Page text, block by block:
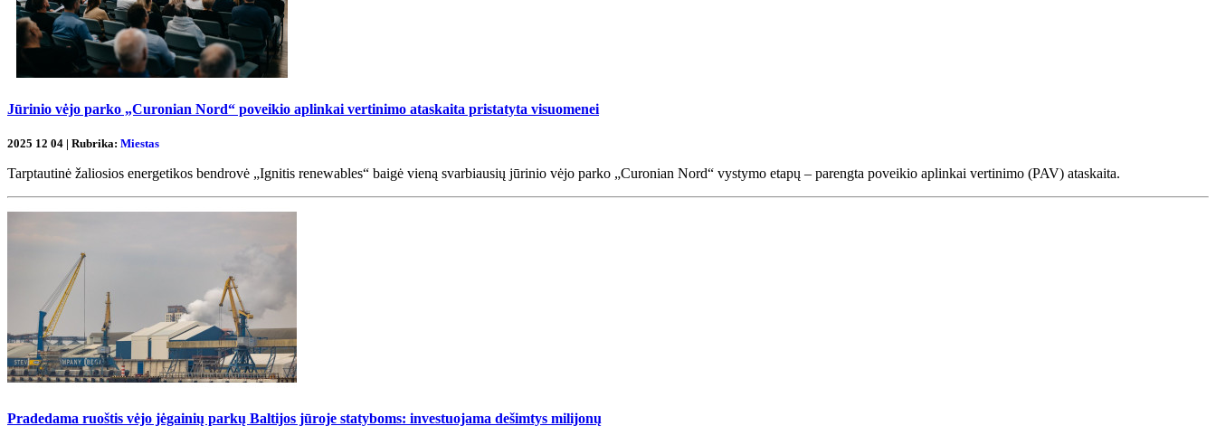
Jūrinio vėjo parko „Curonian Nord“ poveikio aplinkai vertinimo ataskaita pristatyta visuomenei
2025 12 04 | Rubrika: Miestas
Tarptautinė žaliosios energetikos bendrovė „Ignitis renewables“ baigė vieną svarbiausių jūrinio vėjo parko „Curonian Nord“ vystymo etapų – parengta poveikio aplinkai vertinimo (PAV) ataskaita.
Pradedama ruoštis vėjo jėgainių parkų Baltijos jūroje statyboms: investuojama dešimtys milijonų